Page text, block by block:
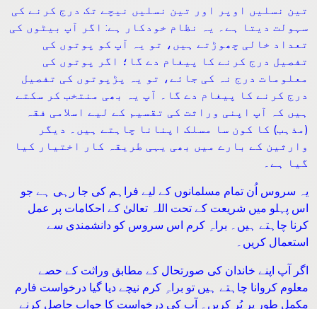
تین نسلیں اوپر اور تین نسلیں نیچے تک درج کرنے کی
سہولت دیتا ہے۔ یہ نظام خودکار ہے: اگر آپ بیٹوں کی
تعداد خالی چھوڑتے ہیں، تو یہ آپ کو پوتوں کی
تفصیل درج کرنے کا پیغام دے گا؛ اگر پوتوں کی
معلومات درج نہ کی جائے، تو یہ پڑپوتوں کی تفصیل
درج کرنے کا پیغام دے گا۔ آپ یہ بھی منتخب کر سکتے
ہیں کہ آپ اپنی وراثت کی تقسیم کے لیے اسلامی فقہ
(مذہب) کا کون سا مسلک اپنانا چاہتے ہیں۔ دیگر
وارثین کے بارے میں بھی یہی طریقہ کار اختیار کیا
گیا ہے۔
یہ سروس اُن تمام مسلمانوں کے لیے فراہم کی جا رہی ہے جو
اس پہلو میں شریعت کے تحت اللہ تعالیٰ کے احکامات پر عمل
کرنا چاہتے ہیں۔ براہِ کرم اس سروس کو دانشمندی سے
استعمال کریں۔
اگر آپ اپنے خاندان کی صورتحال کے مطابق وراثت کے حصے
معلوم کروانا چاہتے ہیں تو براہِ کرم نیچے دیا گیا درخواست فارم
مکمل طور پر پُر کریں۔ آپ کی درخواست کا جواب حاصل کرنے